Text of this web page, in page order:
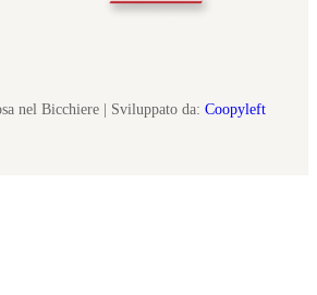
nel Bicchiere | Sviluppato da: Coopyleft